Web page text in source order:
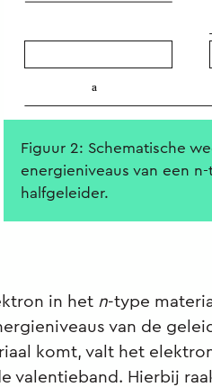
Figuur 2: Schematische
energieniveaus van een
halfgeleider.
in het n-type
van de
komt, valt het
valentieband. Hierbij